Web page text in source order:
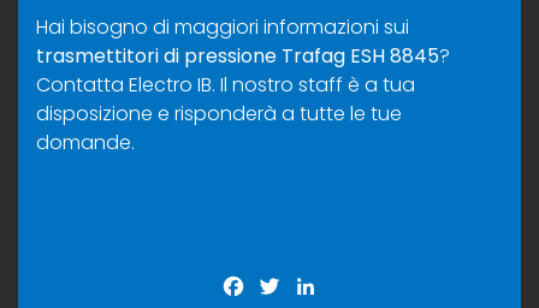
Hai bisogno di maggiori informazioni sui
trasmettitori di pressione Trafag ESH 8845?
Contatta Electro IB. Il nostro staff è a tua
disposizione e risponderà a tutte le tue
domande.
Facebook
Twitter